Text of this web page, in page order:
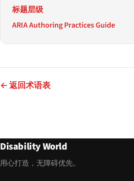
标题层级
ARIA Authoring Practices Guide
← 返回术语表
Disability World
用心打造，无障碍优先。